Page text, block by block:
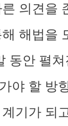
의견을
해법을
동안 펼
야 할 방
기가 되